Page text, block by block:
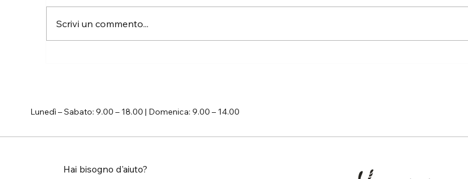
Pari.
Scrivi un commento...
Hai bisogno d'aiuto?
Lunedì – Sabato: 9.00 – 18.00 | Domenica: 9.00 – 14.00